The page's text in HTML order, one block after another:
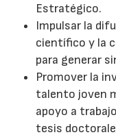
Estratégico.
Impulsar la
científico y la
para generar
Promover la
talento joven
apoyo a
tesis